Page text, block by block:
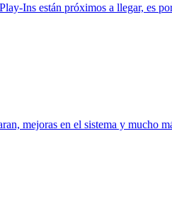
Ins están próximos a llegar, es
mejoras en el sistema y mucho